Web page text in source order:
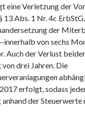
eine Verletzung der
Abs. 1 Nr. 4c
der
von sechs
Auch der Verlust
drei Jahren. Die
erfolgt, sodass
der Steuerwerte